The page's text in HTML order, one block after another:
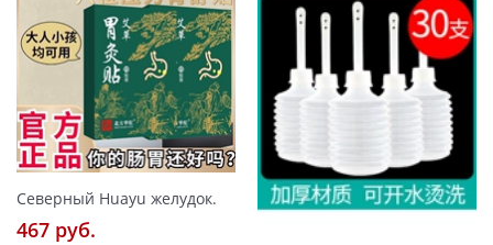
Северный Huayu желудок.
467 pуб.